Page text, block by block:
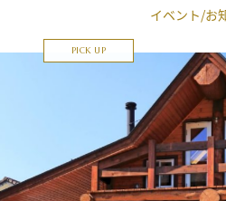
イベント/お
PICK UP